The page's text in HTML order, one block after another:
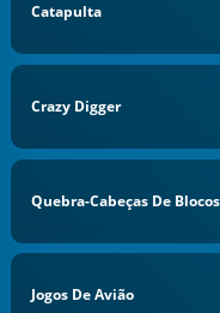
Catapulta
Crazy Digger
Quebra-Cabeças De Blocos
Jogos De Avião